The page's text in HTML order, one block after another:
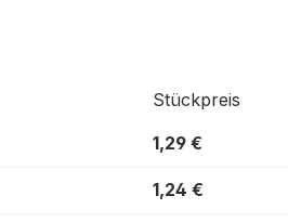
Stückpreis
1,29 €
1,24 €